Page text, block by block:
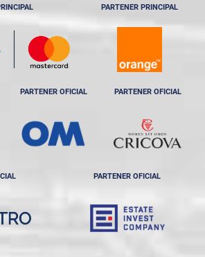
PARTENER PRINCIPAL
PARTENER OFICIAL PARTENER OFICIAL
PARTENER OFICIAL